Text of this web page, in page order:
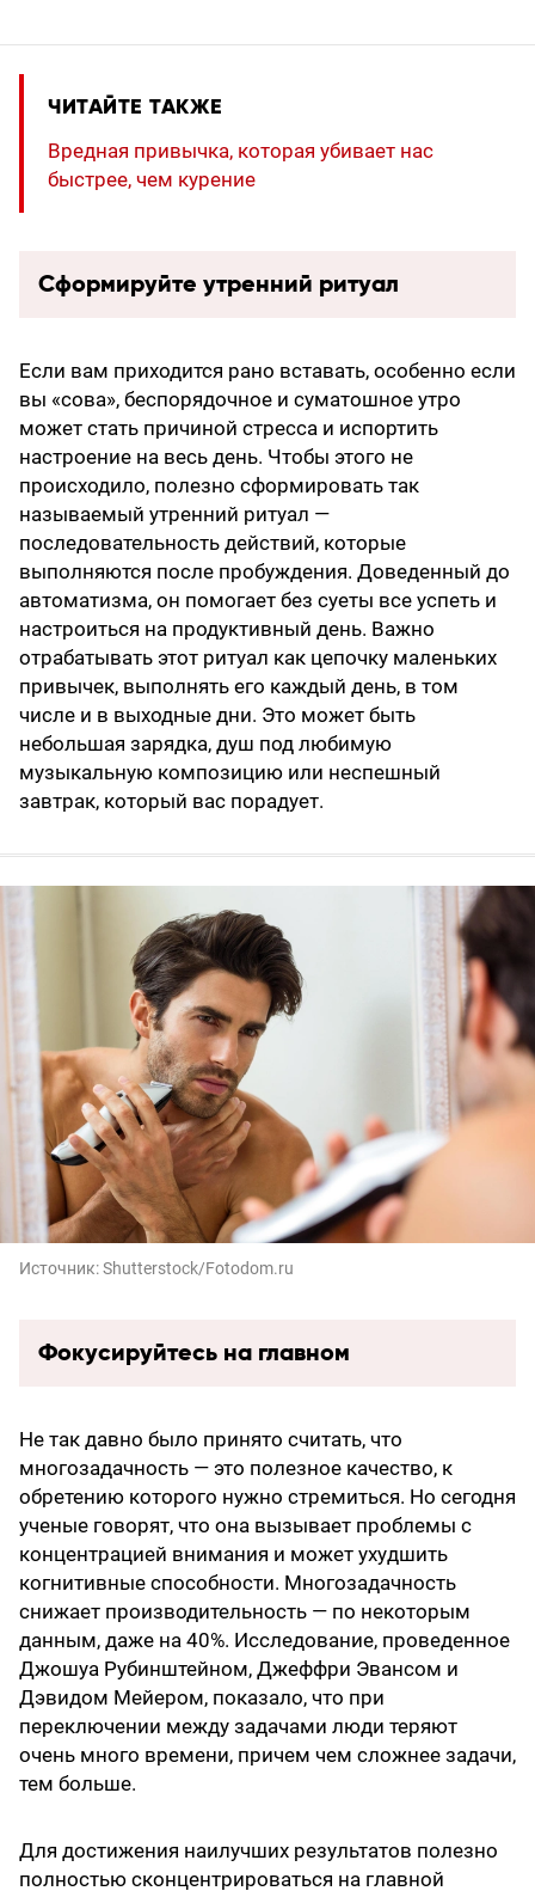
ЧИТАЙТЕ ТАКЖЕ
Вредная привычка, которая убивает нас
быстрее, чем курение
Сформируйте утренний ритуал
Если вам приходится рано вставать, особенно если
вы «сова», беспорядочное и суматошное утро
может стать причиной стресса и испортить
настроение на весь день. Чтобы этого не
происходило, полезно сформировать так
называемый утренний ритуал —
последовательность действий, которые
выполняются после пробуждения. Доведенный до
автоматизма, он помогает без суеты все успеть и
настроиться на продуктивный день. Важно
отрабатывать этот ритуал как цепочку маленьких
привычек, выполнять его каждый день, в том
числе и в выходные дни. Это может быть
небольшая зарядка, душ под любимую
музыкальную композицию или неспешный
завтрак, который вас порадует.
Источник:Shutterstock/Fotodom.ru
Фокусируйтесь на главном
Не так давно было принято считать, что
многозадачность — это полезное качество, к
обретению которого нужно стремиться. Но сегодня
ученые говорят, что она вызывает проблемы с
концентрацией внимания и может ухудшить
когнитивные способности. Многозадачность
снижает производительность — по некоторым
данным, даже на 40%. Исследование, проведенное
Джошуа Рубинштейном, Джеффри Эвансом и
Дэвидом Мейером, показало, что при
переключении между задачами люди теряют
очень много времени, причем чем сложнее задачи,
тем больше.
Для достижения наилучших результатов полезно
полностью сконцентрироваться на главной